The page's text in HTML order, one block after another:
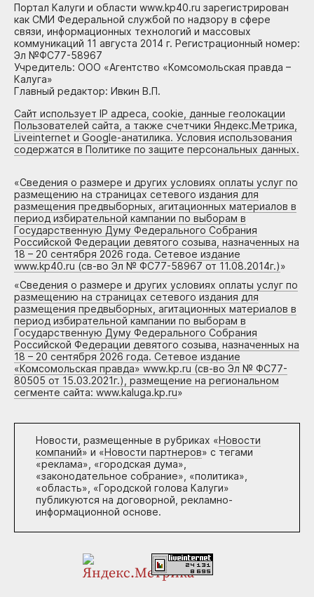
Портал Калуги и области www.kp40.ru зарегистрирован
как СМИ Федеральной службой по надзору в сфере
связи, информационных технологий и массовых
коммуникаций 11 августа 2014 г. Регистрационный номер:
Эл №ФС77-58967
Учредитель: ООО «Агентство «Комсомольская правда –
Калуга»
Главный редактор: Ивкин В.П.
Сайт использует IP адреса, cookie, данные геолокации
Пользователей сайта, а также счетчики Яндекс.Метрика,
Liveinternet и Google-анатилика. Условия использования
содержатся в Политике по защите персональных данных.
«Сведения о размере и других условиях оплаты услуг по
размещению на страницах сетевого издания для
размещения предвыборных, агитационных материалов в
период избирательной кампании по выборам в
Государственную Думу Федерального Собрания
Российской Федерации девятого созыва, назначенных на
18 – 20 сентября 2026 года. Сетевое издание
www.kp40.ru (св-во Эл № ФС77-58967 от 11.08.2014г.)»
«Сведения о размере и других условиях оплаты услуг по
размещению на страницах сетевого издания для
размещения предвыборных, агитационных материалов в
период избирательной кампании по выборам в
Государственную Думу Федерального Собрания
Российской Федерации девятого созыва, назначенных на
18 – 20 сентября 2026 года. Сетевое издание
«Комсомольская правда» www.kp.ru (св-во Эл № ФС77-
80505 от 15.03.2021г.), размещение на региональном
сегменте сайта: www.kaluga.kp.ru»
Новости, размещенные в рубриках «Новости
компаний» и «Новости партнеров» с тегами
«реклама», «городская дума»,
«законодательное собрание», «политика»,
«область», «Городской голова Калуги»
публикуются на договорной, рекламно-
информационной основе.